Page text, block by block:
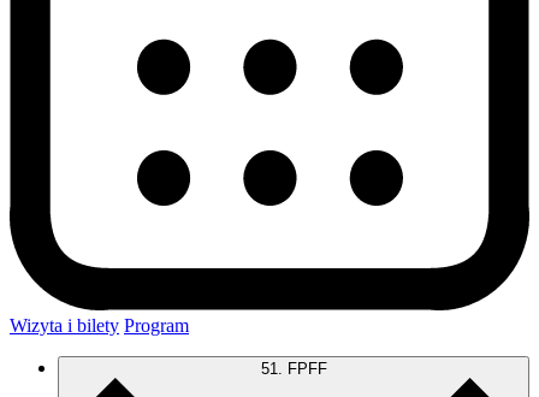
Wizyta i bilety Program
51. FPFF